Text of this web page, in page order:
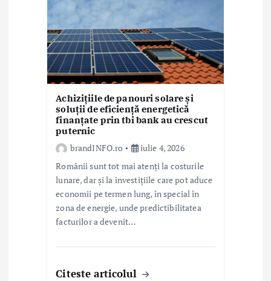
Achizițiile de panouri solare și
soluții de eficiență energetică
finanțate prin tbi bank au crescut
puternic
brandINFO.ro
iulie 4, 2026
Românii sunt tot mai atenți la costurile
lunare, dar și la investițiile care pot aduce
economii pe termen lung, în special în
zona de energie, unde predictibilitatea
facturilor a devenit…
Citeste articolul